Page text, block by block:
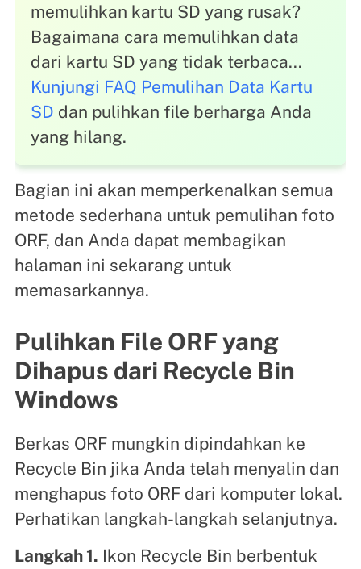
memulihkan kartu SD yang rusak?
Bagaimana cara memulihkan data
dari kartu SD yang tidak terbaca...
Kunjungi FAQ Pemulihan Data Kartu
SD dan pulihkan file berharga Anda
yang hilang.
Bagian ini akan memperkenalkan semua
metode sederhana untuk pemulihan foto
ORF, dan Anda dapat membagikan
halaman ini sekarang untuk
memasarkannya.
Pulihkan File ORF yang
Dihapus dari Recycle Bin
Windows
Berkas ORF mungkin dipindahkan ke
Recycle Bin jika Anda telah menyalin dan
menghapus foto ORF dari komputer lokal.
Perhatikan langkah-langkah selanjutnya.
Langkah 1. Ikon Recycle Bin berbentuk